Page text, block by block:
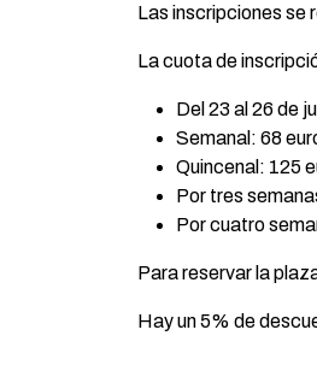
Las inscripciones se
La cuota de
Del 23 al 26 de
Semanal: 68
Quincenal: 125
Por tres
Por cuatro
Para reservar la
Hay un 5% de